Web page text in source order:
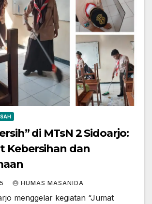
di MTsN 2 Sidoarjo:
Kebersihan dan
HUMAS MASANIDA
menggelar kegiatan “Jumat